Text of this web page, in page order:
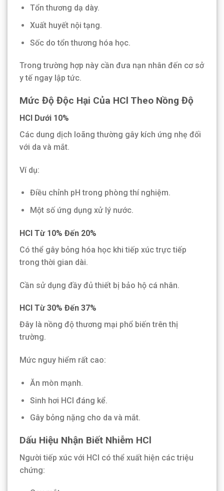
Tổn thương dạ dày.
Xuất huyết nội tạng.
Sốc do tổn thương hóa học.
Trong trường hợp này cần đưa nạn nhân đến cơ sở
y tế ngay lập tức.
Mức Độ Độc Hại Của HCl Theo Nồng Độ
HCl Dưới 10%
Các dung dịch loãng thường gây kích ứng nhẹ đối
với da và mắt.
Ví dụ:
Điều chỉnh pH trong phòng thí nghiệm.
Một số ứng dụng xử lý nước.
HCl Từ 10% Đến 20%
Có thể gây bỏng hóa học khi tiếp xúc trực tiếp
trong thời gian dài.
Cần sử dụng đầy đủ thiết bị bảo hộ cá nhân.
HCl Từ 30% Đến 37%
Đây là nồng độ thương mại phổ biến trên thị
trường.
Mức nguy hiểm rất cao:
Ăn mòn mạnh.
Sinh hơi HCl đáng kể.
Gây bỏng nặng cho da và mắt.
Dấu Hiệu Nhận Biết Nhiễm HCl
Người tiếp xúc với HCl có thể xuất hiện các triệu
chứng: